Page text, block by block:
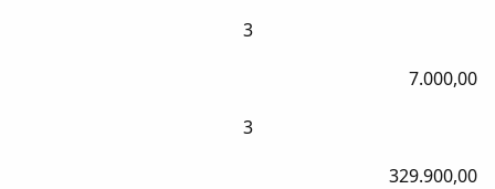
3
7.000,00
3
329.900,00